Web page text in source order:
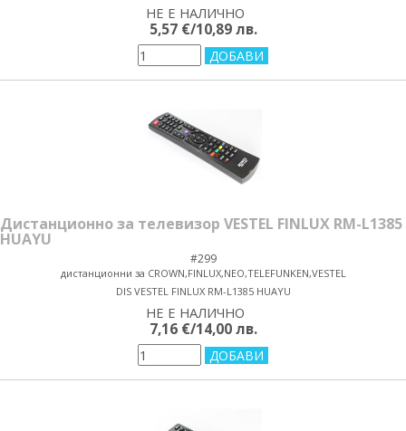
НЕ Е НАЛИЧНО
5,57 €/10,89 лв.
Дистанционно за телевизор VESTEL FINLUX RM-L1385
HUAYU
#299
дистанционни за CROWN,FINLUX,NEO,TELEFUNKEN,VESTEL
DIS VESTEL FINLUX RM-L1385 HUAYU
НЕ Е НАЛИЧНО
7,16 €/14,00 лв.